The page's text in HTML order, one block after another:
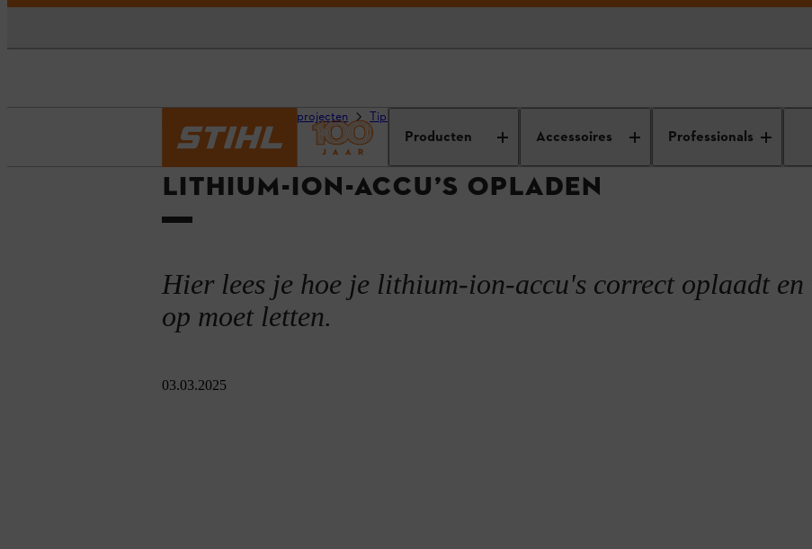
Producten Accessoires Professionals
Advies en projecten Tips voor het gebruik en onderhoud van je tuinmachine
LITHIUM-ION-ACCU’S OPLADEN
Hier lees je hoe je lithium-ion-accu's correct oplaadt
op moet letten.
03.03.2025